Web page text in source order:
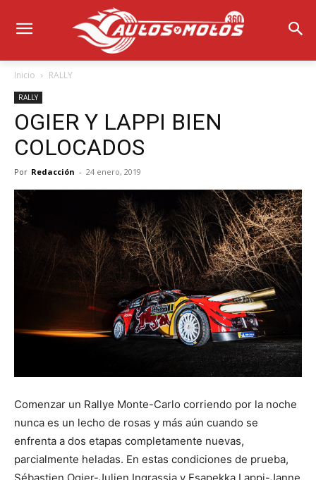
Inicio RALLY
RALLY
OGIER Y LAPPI BIEN
COLOCADOS
Por Redacción - 24 enero, 2019
Comenzar un Rallye Monte-Carlo corriendo por la noche
nunca es un lecho de rosas y más aún cuando se
enfrenta a dos etapas completamente nuevas,
parcialmente heladas. En estas condiciones de prueba,